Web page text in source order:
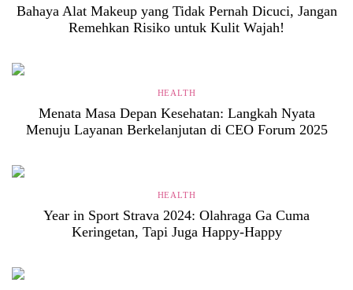
Bahaya Alat Makeup yang Tidak Pernah Dicuci, Jangan
Remehkan Risiko untuk Kulit Wajah!
HEALTH
Menata Masa Depan Kesehatan: Langkah Nyata
Menuju Layanan Berkelanjutan di CEO Forum 2025
HEALTH
Year in Sport Strava 2024: Olahraga Ga Cuma
Keringetan, Tapi Juga Happy-Happy